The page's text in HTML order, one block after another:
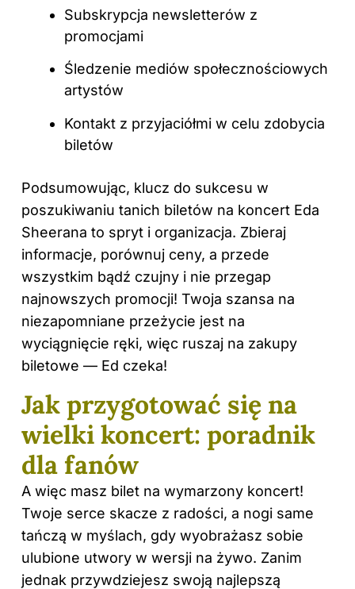
Subskrypcja newsletterów z
promocjami
Śledzenie mediów społecznościowych
artystów
Kontakt z przyjaciółmi w celu zdobycia
biletów
Podsumowując, klucz do sukcesu w
poszukiwaniu tanich biletów na koncert Eda
Sheerana to spryt i organizacja. Zbieraj
informacje, porównuj ceny, a przede
wszystkim bądź czujny i nie przegap
najnowszych promocji! Twoja szansa na
niezapomniane przeżycie jest na
wyciągnięcie ręki, więc ruszaj na zakupy
biletowe — Ed czeka!
Jak przygotować się na
wielki koncert: poradnik
dla fanów
A więc masz bilet na wymarzony koncert!
Twoje serce skacze z radości, a nogi same
tańczą w myślach, gdy wyobrażasz sobie
ulubione utwory w wersji na żywo. Zanim
jednak przywdziejesz swoją najlepszą